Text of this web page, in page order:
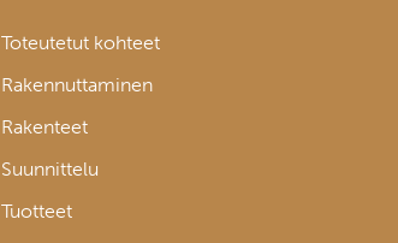
Toteutetut kohteet
Rakennuttaminen
Rakenteet
Suunnittelu
Tuotteet